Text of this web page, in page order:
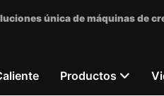
única de máquinas de
Productos